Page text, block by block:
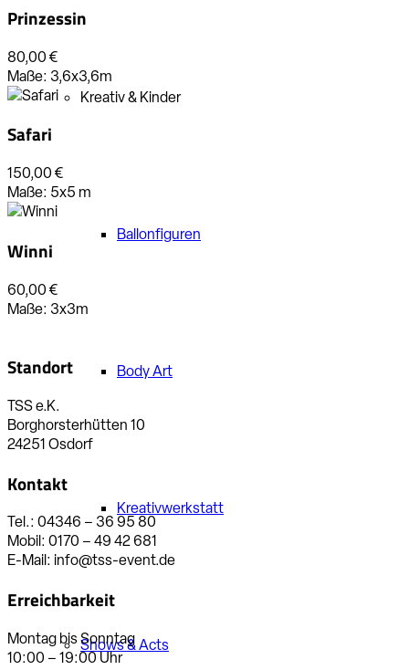
Kreativ & Kinder
Ballonfiguren
Body Art
Kreativwerkstatt
Shows & Acts
Prinzessin
80,00 €
Maße: 3,6x3,6m
Safari
150,00 €
Maße: 5x5 m
Winni
60,00 €
Maße: 3x3m
Standort
TSS e.K.
Borghorsterhütten 10
24251 Osdorf
Kontakt
Tel.: 04346 – 36 95 80
Mobil: 0170 – 49 42 681
E-Mail: info@tss-event.de
Erreichbarkeit
Montag bis Sonntag
10:00 – 19:00 Uhr